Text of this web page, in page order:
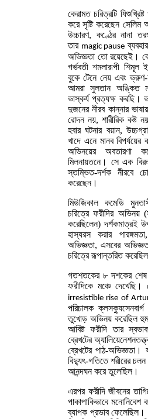
কেরামত চরিত্রটি
করে সৃষ্টি করেছেন
উচ্চারণ, কণ্ঠের নানা
তার magic pause
অভিজ্ঞতা তো রয়েছেই।
গর্ভবতী শমলারূপী
বুকে টেনে নেয় এবং ভ্রুণ-
আমরা সুলতান অঙ্কিত
ভাস্কর্য প্রত্যক্ষ করছি।
দুজনের নীরব কান্নার
রোদন নয়, শারীরিক কষ্ট
হবার ঘটনার বয়ান,
খাদে এনে মানব
অভিনয়ের অবতারণা
মিলনায়তনে। সে এক
স্তম্ভিত-দর্শক নীরবে
করেছেন।
মিউজিকাল কমেডি
চরিত্রে ফরীদির
করেছিলেন) দর্শকমাত্রই
হাস্যরস করার
অভিজ্ঞতা, এসবের
চরিত্রে রূপান্তরিত
গতশতকের ৮ দশকের
ফরীদিকে মঞ্চে দেখেছি।
irresistible rise of
পরিচালক
তুখোড় অভিনয় করেছিল
আবিষ্ট ফরীদি তার
ব্রেখটের
ব্রেখটের পাঠ-
বিদ্যুৎ-গতিতে শরীরের
আনন্দঘন করে তুলেছিল।
এরপর ফরীদি জীবনের
পাকাপাকিভাবে
ব্যাপক প্রভাব ফেলেছিল।